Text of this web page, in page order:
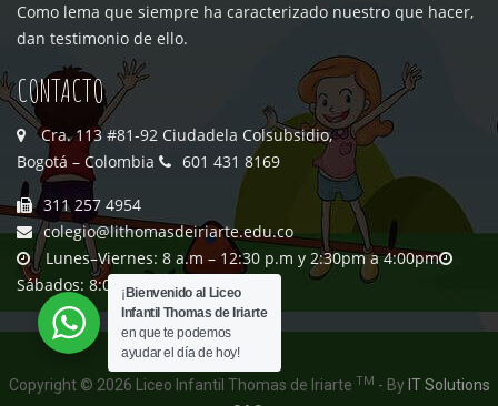
Como lema que siempre ha caracterizado nuestro que hacer,
dan testimonio de ello.
CONTACTO
Cra. 113 #81-92 Ciudadela Colsubsidio,
Bogotá – Colombia
601 431 8169
311 257 4954
colegio@lithomasdeiriarte.edu.co
Lunes–Viernes: 8 a.m – 12:30 p.m y 2:30pm a 4:00pm
Sábados: 8:00 a.m a 12:30 p.m
Copyright © 2026 Liceo Infantil Thomas de Iriarte TM - By IT Solutions
¡ Bienvenido al Liceo
Infantil Thomas de Iriarte
en que te podemos
ayudar el día de hoy!